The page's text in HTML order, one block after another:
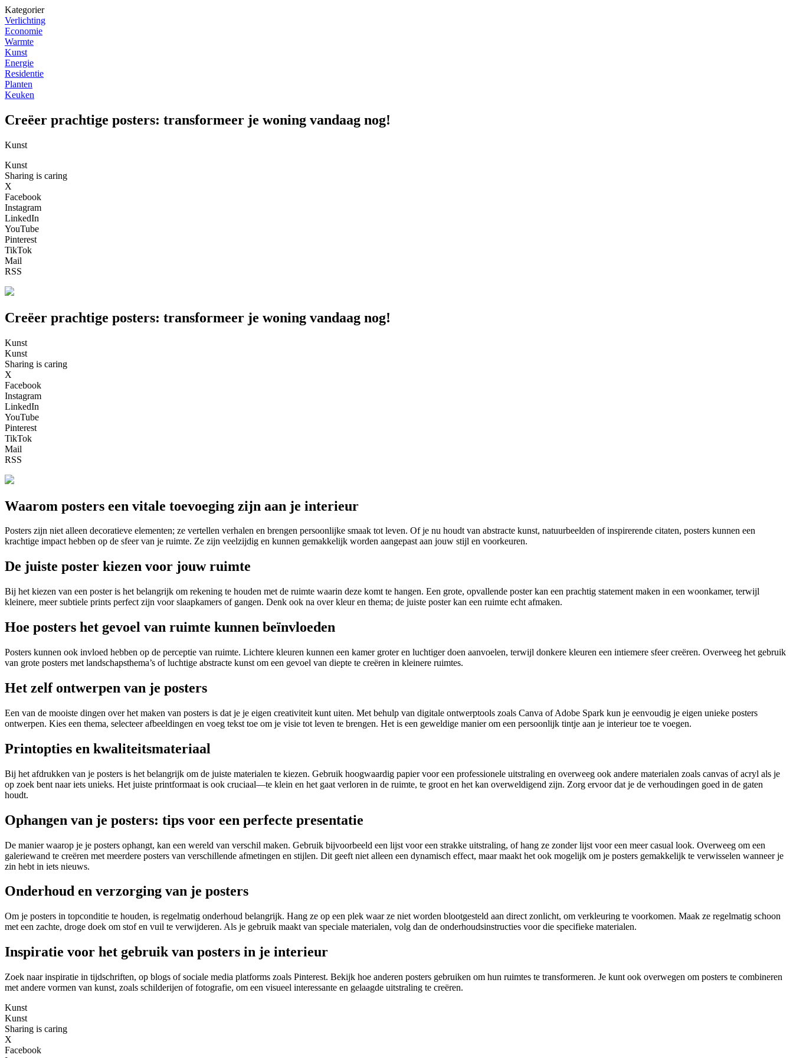
Kategorier
Verlichting
Economie
Warmte
Kunst
Energie
Residentie
Planten
Keuken
Creëer prachtige posters: transformeer je woning vandaag nog!
Kunst
Kunst
Sharing is caring
X
Facebook
Instagram
LinkedIn
YouTube
Pinterest
TikTok
Mail
RSS
Creëer prachtige posters: transformeer je woning vandaag nog!
Kunst
Kunst
Sharing is caring
X
Facebook
Instagram
LinkedIn
YouTube
Pinterest
TikTok
Mail
RSS
Waarom posters een vitale toevoeging zijn aan je interieur
Posters zijn niet alleen decoratieve elementen; ze vertellen verhalen en brengen persoonlijke smaak tot leven. Of je nu houdt van abstracte kunst, natuurbeelden of inspirerende citaten, posters kunnen een
krachtige impact hebben op de sfeer van je ruimte. Ze zijn veelzijdig en kunnen gemakkelijk worden aangepast aan jouw stijl en voorkeuren.
De juiste poster kiezen voor jouw ruimte
Bij het kiezen van een poster is het belangrijk om rekening te houden met de ruimte waarin deze komt te hangen. Een grote, opvallende poster kan een prachtig statement maken in een woonkamer, terwijl
kleinere, meer subtiele prints perfect zijn voor slaapkamers of gangen. Denk ook na over kleur en thema; de juiste poster kan een ruimte echt afmaken.
Hoe posters het gevoel van ruimte kunnen beïnvloeden
Posters kunnen ook invloed hebben op de perceptie van ruimte. Lichtere kleuren kunnen een kamer groter en luchtiger doen aanvoelen, terwijl donkere kleuren een intiemere sfeer creëren. Overweeg het gebruik
van grote posters met landschapsthema’s of luchtige abstracte kunst om een gevoel van diepte te creëren in kleinere ruimtes.
Het zelf ontwerpen van je posters
Een van de mooiste dingen over het maken van posters is dat je je eigen creativiteit kunt uiten. Met behulp van digitale ontwerptools zoals Canva of Adobe Spark kun je eenvoudig je eigen unieke posters
ontwerpen. Kies een thema, selecteer afbeeldingen en voeg tekst toe om je visie tot leven te brengen. Het is een geweldige manier om een persoonlijk tintje aan je interieur toe te voegen.
Printopties en kwaliteitsmateriaal
Bij het afdrukken van je posters is het belangrijk om de juiste materialen te kiezen. Gebruik hoogwaardig papier voor een professionele uitstraling en overweeg ook andere materialen zoals canvas of acryl als je
op zoek bent naar iets unieks. Het juiste printformaat is ook cruciaal—te klein en het gaat verloren in de ruimte, te groot en het kan overweldigend zijn. Zorg ervoor dat je de verhoudingen goed in de gaten
houdt.
Ophangen van je posters: tips voor een perfecte presentatie
De manier waarop je je posters ophangt, kan een wereld van verschil maken. Gebruik bijvoorbeeld een lijst voor een strakke uitstraling, of hang ze zonder lijst voor een meer casual look. Overweeg om een
galeriewand te creëren met meerdere posters van verschillende afmetingen en stijlen. Dit geeft niet alleen een dynamisch effect, maar maakt het ook mogelijk om je posters gemakkelijk te verwisselen wanneer je
zin hebt in iets nieuws.
Onderhoud en verzorging van je posters
Om je posters in topconditie te houden, is regelmatig onderhoud belangrijk. Hang ze op een plek waar ze niet worden blootgesteld aan direct zonlicht, om verkleuring te voorkomen. Maak ze regelmatig schoon
met een zachte, droge doek om stof en vuil te verwijderen. Als je gebruik maakt van speciale materialen, volg dan de onderhoudsinstructies voor die specifieke materialen.
Inspiratie voor het gebruik van posters in je interieur
Zoek naar inspiratie in tijdschriften, op blogs of sociale media platforms zoals Pinterest. Bekijk hoe anderen posters gebruiken om hun ruimtes te transformeren. Je kunt ook overwegen om posters te combineren
met andere vormen van kunst, zoals schilderijen of fotografie, om een visueel interessante en gelaagde uitstraling te creëren.
Kunst
Kunst
Sharing is caring
X
Facebook